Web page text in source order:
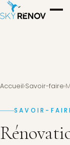
Accueil›Savoir-faire›
SAVOIR-